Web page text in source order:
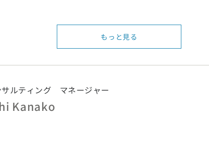
もっと見る
ルティング マネージャー
Kanako
奈川県 (7)埼玉県 (19)千葉県 (16)茨城県 (7)栃木県 (2)
富山県 (6) 石川県 (0)